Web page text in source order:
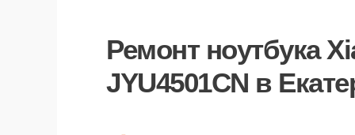
Ремонт ноутбука
JYU4501CN в